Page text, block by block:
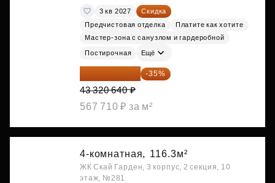
3 кв 2027
Скидка
Предчистовая отделка
Платите как хотите
Мастер-зона с санузлом и гардеробной
Постирочная Ещё
28 158 416 ₽ -35%
43 320 640 ₽
567 710 ₽ за м²
4-комнатная, 116.3м²
ЖК Скай Гарден, 3 корпус, 2 секция, 10
этаж, №281